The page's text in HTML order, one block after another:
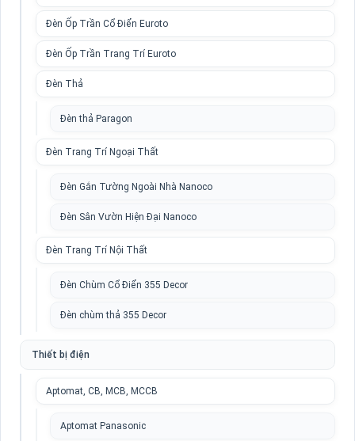
Đèn Ốp Trần Cổ Điển Euroto
Đèn Ốp Trần Trang Trí Euroto
Đèn Thả
Đèn thả Paragon
Đèn Trang Trí Ngoại Thất
Đèn Gắn Tường Ngoài Nhà Nanoco
Đèn Sân Vườn Hiện Đại Nanoco
Đèn Trang Trí Nội Thất
Đèn Chùm Cổ Điển 355 Decor
Đèn chùm thả 355 Decor
Thiết bị điện
Aptomat, CB, MCB, MCCB
Aptomat Panasonic